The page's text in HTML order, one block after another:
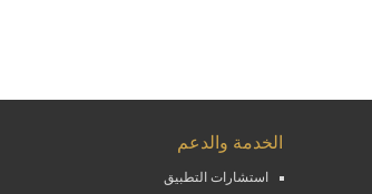
الخدمة والدعم
استشارات التطبيق